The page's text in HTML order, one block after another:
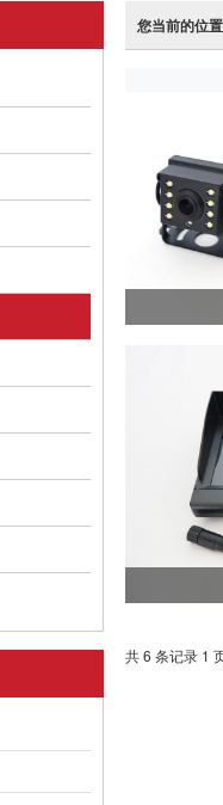
您当前的位置
共 6 条记录 1